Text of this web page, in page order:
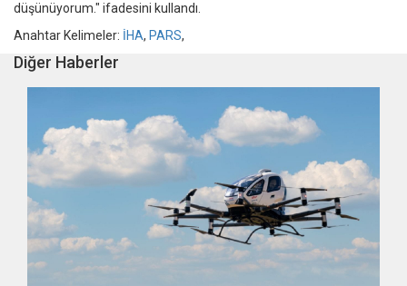
düşünüyorum." ifadesini kullandı.
Anahtar Kelimeler: İHA, PARS,
Diğer Haberler